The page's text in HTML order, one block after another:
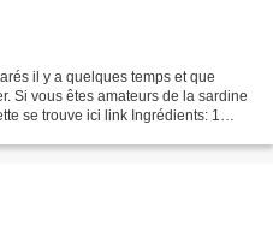
il y a quelques temps et que
Si vous êtes amateurs de la sardine
se trouve ici link Ingrédients: 1